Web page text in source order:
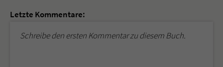
Letzte Kommentare:
Schreibe den ersten Kommentar zu diesem Buch.